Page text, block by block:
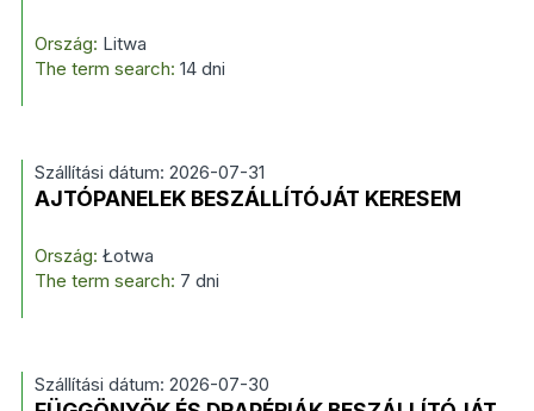
Ország: Litwa
The term search: 14 dni
Szállítási dátum: 2026-07-31
AJTÓPANELEK BESZÁLLÍTÓJÁT KERESEM
Ország: Łotwa
The term search: 7 dni
Szállítási dátum: 2026-07-30